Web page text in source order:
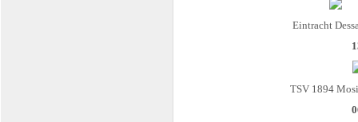
Eintracht
TSV 1894